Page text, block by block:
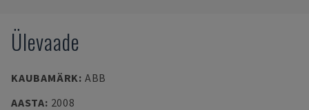
Ülevaade
KAUBAMÄRK: ABB
AASTA: 2008